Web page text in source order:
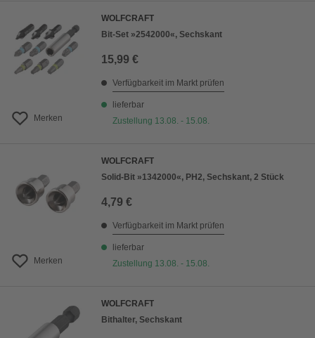
Merken
WOLFCRAFT
Bit-Set »2542000«, Sechskant
15,99 €
Verfügbarkeit im Markt prüfen
lieferbar
Zustellung 13.08. - 15.08.
Merken
WOLFCRAFT
Solid-Bit »1342000«, PH2, Sechskant, 2 Stück
4,79 €
Verfügbarkeit im Markt prüfen
lieferbar
Zustellung 13.08. - 15.08.
WOLFCRAFT
Bithalter, Sechskant